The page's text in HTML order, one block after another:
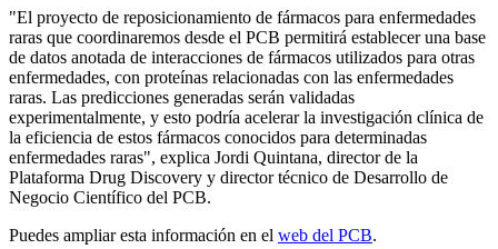
"El proyecto de reposicionamiento de fármacos para enfermedades
raras que coordinaremos desde el PCB permitirá establecer una base
de datos anotada de interacciones de fármacos utilizados para otras
enfermedades, con proteínas relacionadas con las enfermedades
raras. Las predicciones generadas serán validadas
experimentalmente, y esto podría acelerar la investigación clínica de
la eficiencia de estos fármacos conocidos para determinadas
enfermedades raras", explica Jordi Quintana, director de la
Plataforma Drug Discovery y director técnico de Desarrollo de
Negocio Científico del PCB.
Puedes ampliar esta información en el web del PCB.